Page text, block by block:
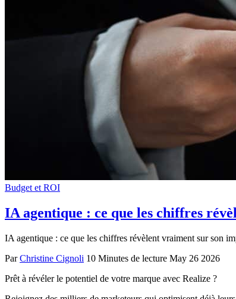
Budget et ROI
IA agentique : ce que les chiffres
IA agentique : ce que les chiffres révèlent vraiment sur son
Par Christine Cignoli 10 Minutes de lecture May 26 2026
Prêt à révéler le potentiel de votre marque avec Realize ?